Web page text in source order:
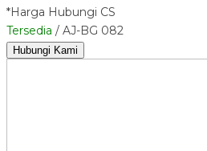
*Harga Hubungi CS
Tersedia / AJ-BG 082
Hubungi Kami